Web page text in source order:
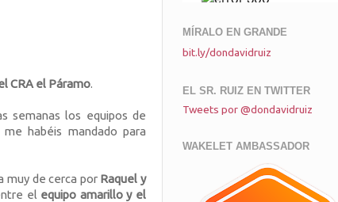
CRA el Páramo.
semanas los equipos de
habéis mandado para
muy de cerca por Raquel y
el equipo amarillo y el
MÍRALO EN GRANDE
bit.ly/dondavidruiz
EL SR. RUIZ EN TWITTER
Tweets por @dondavidruiz
WAKELET AMBASSADOR